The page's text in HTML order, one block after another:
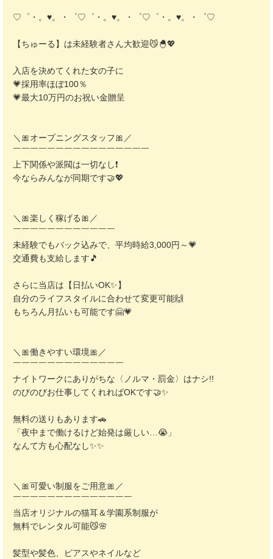
♡゜・。♥。・゜♡゜・。♥。・゜♡゜・。♥。・゜♡
【ちゅーる】は未経験者さん大歓迎😼🐣💖
入店を決めてくれた女の子に
💗採用率ほぼ100％
💗最大10万円のお祝い金贈呈
＼🎀オープニングスタッフ🎀／
￣￣￣￣￣￣￣￣￣￣￣￣￣￣￣￣
上下関係や派閥は一切なし❗️
今ならみんなが同期です🤝💖
＼🎀楽しく稼げる🎀／
￣￣￣￣￣￣￣￣￣￣￣￣
未経験でもバック込みで、平均時給3,000円～💗
交通費も支給します🎵
さらに当店は【日払いOK✨】
自分のライフスタイルに合わせて変更可能🙌
もちろん月払いも可能です🤗💗
＼🎀働きやすい環境🎀／
￣￣￣￣￣￣￣￣￣￣￣￣￣
ナイトワークにありがちな〈ノルマ・罰金〉はナシ!!
のびのびお仕事してくれればOKです🤝✨
無料の送りもあります🚗
「夜中まで働けるけど始発は厳しい…😭」
なんて方も心配なし✨✨
＼🎀可愛い制服をご用意🎀／
￣￣￣￣￣￣￣￣￣￣￣￣￣￣
当店オリジナルの猫耳＆学園系制服が
無料でレンタル可能😼🌸
髪型や髪色、ピアスやネイルなど